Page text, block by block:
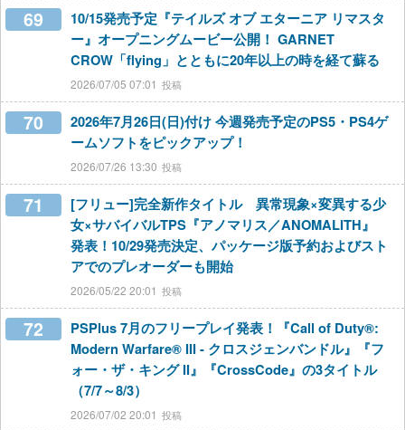
69
10/15発売予定『テイルズ オブ エターニア リマスタ
ー』オープニングムービー公開！ GARNET
CROW「flying」とともに20年以上の時を経て蘇る
2026/07/05 07:01
70
2026年7月26日(日)付け 今週発売予定のPS5・PS4ゲ
ームソフトをピックアップ！
2026/07/26 13:30
71
[フリュー]完全新作タイトル 異常現象×変異する少
女×サバイバルTPS『アノマリス／ANOMALITH』
発表！10/29発売決定、パッケージ版予約およびスト
アでのプレオーダーも開始
2026/05/22 20:01
72
PSPlus 7月のフリープレイ発表！『Call of Duty®:
Modern Warfare® III - クロスジェンバンドル』『フ
ォー・ザ・キング II』『CrossCode』の3タイトル
（7/7～8/3）
2026/07/02 20:01